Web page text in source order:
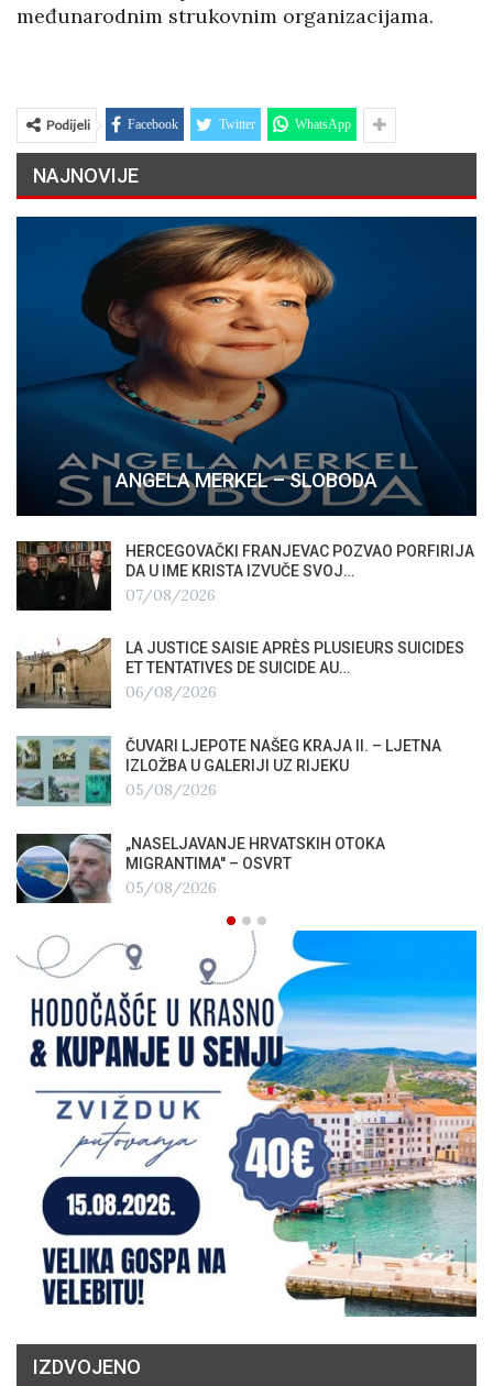
međunarodnim strukovnim organizacijama.
Podijeli Facebook Twitter WhatsApp
NAJNOVIJE
ANGELA MERKEL – SLOBODA
HERCEGOVAČKI FRANJEVAC POZVAO PORFIRIJA
DA U IME KRISTA IZVUČE SVOJ…
07/08/2026
LA JUSTICE SAISIE APRÈS PLUSIEURS SUICIDES
ET TENTATIVES DE SUICIDE AU…
06/08/2026
ČUVARI LJEPOTE NAŠEG KRAJA II. – LJETNA
IZLOŽBA U GALERIJI UZ RIJEKU
05/08/2026
„NASELJAVANJE HRVATSKIH OTOKA
MIGRANTIMA″ – OSVRT
05/08/2026
IZDVOJENO